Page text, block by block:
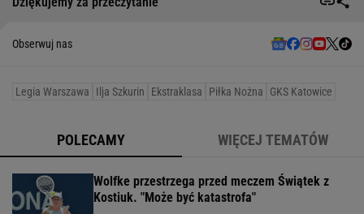
Obserwuj nas
Legia Warszawa Ilja Szkurin Ekstraklasa Piłka Nożna GKS Katowice
POLECAMY WIĘCEJ TEMATÓW
Wolfke przestrzega przed meczem Świątek z
Kostiuk. "Może być katastrofa"